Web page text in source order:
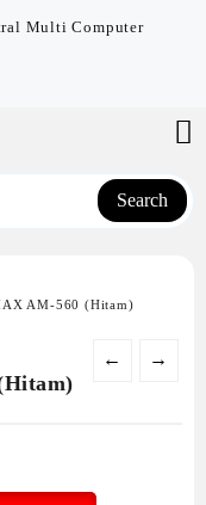
Multi Computer
Search
AM-560 (Hitam)
← →